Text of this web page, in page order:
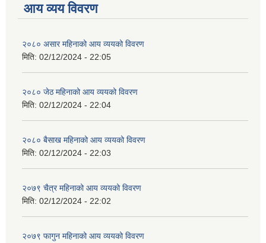
आय व्यय विवरण
२०८० असार महिनाको आय व्ययको विवरण
मिति: 02/12/2024 - 22:05
२०८० जेठ महिनाको आय व्ययको विवरण
मिति: 02/12/2024 - 22:04
२०८० बैसाख महिनाको आय व्ययको विवरण
मिति: 02/12/2024 - 22:03
२०७९ चैत्र महिनाको आय व्ययको विवरण
मिति: 02/12/2024 - 22:02
२०७९ फागुन महिनाको आय व्ययको विवरण